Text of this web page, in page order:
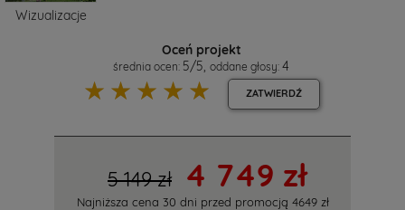
Wizualizacje
Oceń projekt
średnia ocen: 5/5 oddane głosy: 4
☆
☆
☆
☆
☆ ZATWIERDŹ
5 149 zł 4 749 zł
Najniższa cena 30 dni przed promocją 4649 zł